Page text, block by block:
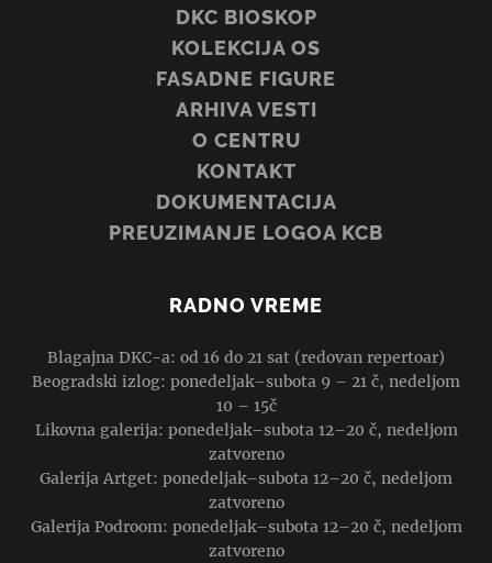
DKC BIOSKOP
KOLEKCIJA OS
FASADNE FIGURE
ARHIVA VESTI
O CENTRU
KONTAKT
DOKUMENTACIJA
PREUZIMANJE LOGOA KCB
RADNO VREME
Blagajna DKC-a: od 16 do 21 sat (redovan repertoar)
Beogradski izlog: ponedeljak–subota 9 – 21 č, nedeljom
10 – 15č
Likovna galerija: ponedeljak–subota 12–20 č, nedeljom
zatvoreno
Galerija Artget: ponedeljak–subota 12–20 č, nedeljom
zatvoreno
Galerija Podroom: ponedeljak–subota 12–20 č, nedeljom
zatvoreno